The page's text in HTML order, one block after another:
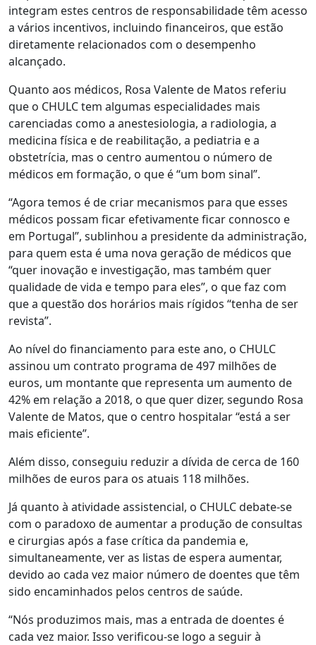
integram estes centros de responsabilidade têm acesso
a vários incentivos, incluindo financeiros, que estão
diretamente relacionados com o desempenho
alcançado.
Quanto aos médicos, Rosa Valente de Matos referiu
que o CHULC tem algumas especialidades mais
carenciadas como a anestesiologia, a radiologia, a
medicina física e de reabilitação, a pediatria e a
obstetrícia, mas o centro aumentou o número de
médicos em formação, o que é “um bom sinal”.
“Agora temos é de criar mecanismos para que esses
médicos possam ficar efetivamente ficar connosco e
em Portugal”, sublinhou a presidente da administração,
para quem esta é uma nova geração de médicos que
“quer inovação e investigação, mas também quer
qualidade de vida e tempo para eles”, o que faz com
que a questão dos horários mais rígidos “tenha de ser
revista”.
Ao nível do financiamento para este ano, o CHULC
assinou um contrato programa de 497 milhões de
euros, um montante que representa um aumento de
42% em relação a 2018, o que quer dizer, segundo Rosa
Valente de Matos, que o centro hospitalar “está a ser
mais eficiente”.
Além disso, conseguiu reduzir a dívida de cerca de 160
milhões de euros para os atuais 118 milhões.
Já quanto à atividade assistencial, o CHULC debate-se
com o paradoxo de aumentar a produção de consultas
e cirurgias após a fase crítica da pandemia e,
simultaneamente, ver as listas de espera aumentar,
devido ao cada vez maior número de doentes que têm
sido encaminhados pelos centros de saúde.
“Nós produzimos mais, mas a entrada de doentes é
cada vez maior. Isso verificou-se logo a seguir à